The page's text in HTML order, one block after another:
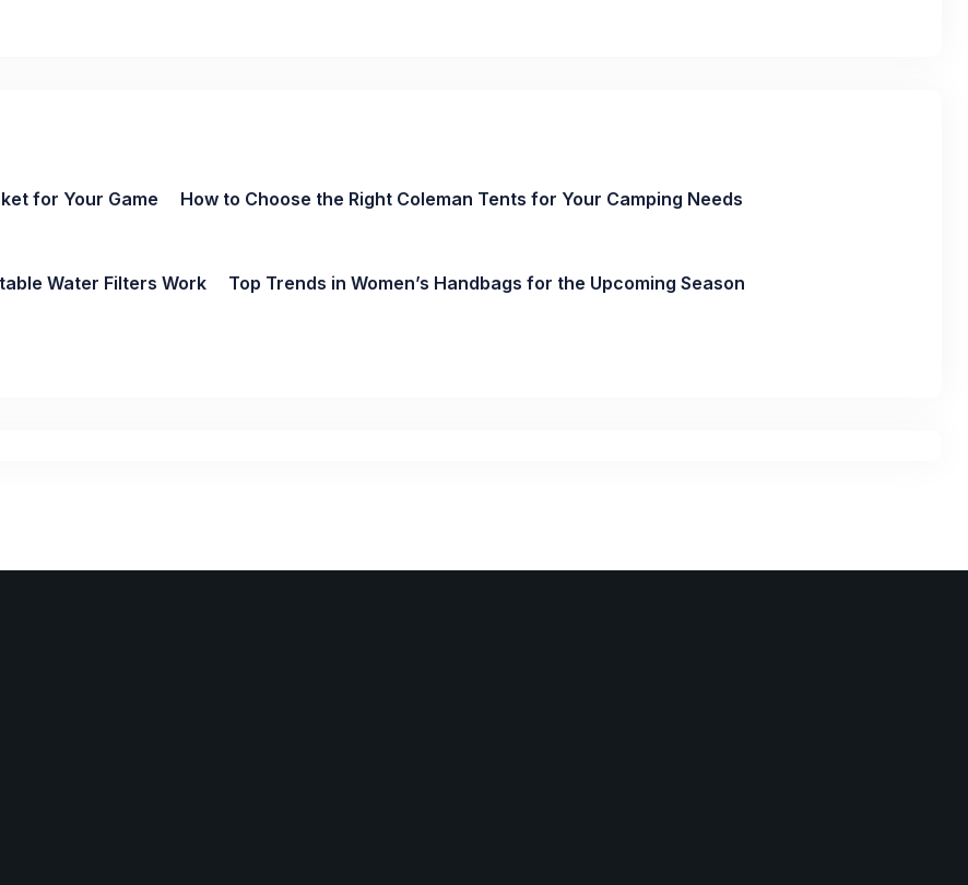
for Your Game How to Choose the Right Coleman Tents for Your Camping Needs
Water Filters Work Top Trends in Women’s Handbags for the Upcoming Season